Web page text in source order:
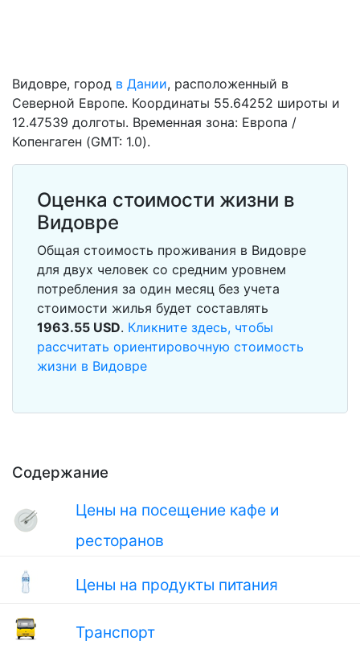
Содержание
Цены на посещение кафе и
ресторанов
Цены на продукты питания
Транспорт
Видовре, город в Дании, расположенный в
Северной Европе. Координаты 55.64252 широты и
12.47539 долготы. Временная зона: Европа /
Копенгаген (GMT: 1.0).
Оценка стоимости жизни в
Видовре
Общая стоимость проживания в Видовре
для двух человек со средним уровнем
потребления за один месяц без учета
стоимости жилья будет составлять
1963.55 USD. Кликните здесь, чтобы
рассчитать ориентировочную стоимость
жизни в Видовре